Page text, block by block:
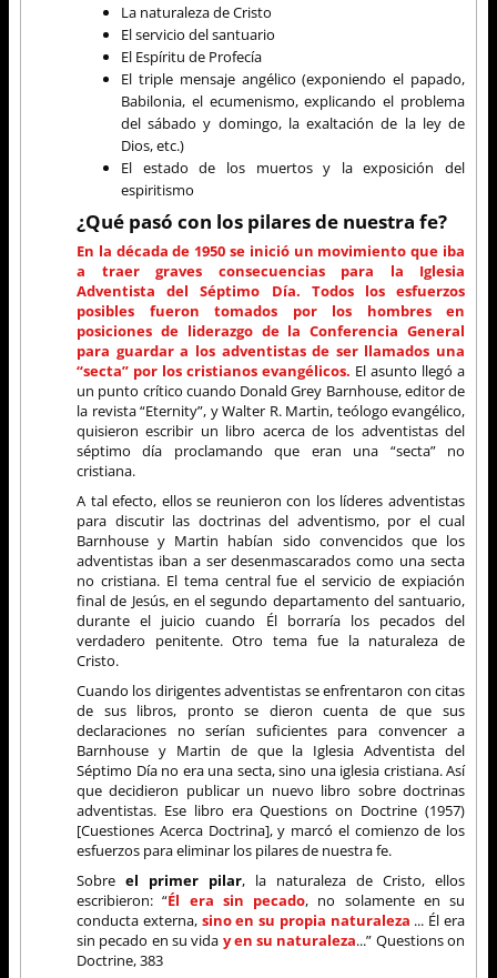
La naturaleza de Cristo
El servicio del santuario
El Espíritu de Profecía
El triple mensaje angélico (exponiendo el papado,
Babilonia, el ecumenismo, explicando el problema
del sábado y domingo, la exaltación de la ley de
Dios, etc.)
El estado de los muertos y la exposición del
espiritismo
¿Qué pasó con los pilares de nuestra fe?
En la década de 1950 se inició un movimiento que iba
a traer graves consecuencias para la Iglesia
Adventista del Séptimo Día. Todos los esfuerzos
posibles fueron tomados por los hombres en
posiciones de liderazgo de la Conferencia General
para guardar a los adventistas de ser llamados una
“secta” por los cristianos evangélicos. El asunto llegó a
un punto crítico cuando Donald Grey Barnhouse, editor de
la revista “Eternity”, y Walter R. Martin, teólogo evangélico,
quisieron escribir un libro acerca de los adventistas del
séptimo día proclamando que eran una “secta” no
cristiana.
A tal efecto, ellos se reunieron con los líderes adventistas
para discutir las doctrinas del adventismo, por el cual
Barnhouse y Martin habían sido convencidos que los
adventistas iban a ser desenmascarados como una secta
no cristiana. El tema central fue el servicio de expiación
final de Jesús, en el segundo departamento del santuario,
durante el juicio cuando Él borraría los pecados del
verdadero penitente. Otro tema fue la naturaleza de
Cristo.
Cuando los dirigentes adventistas se enfrentaron con citas
de sus libros, pronto se dieron cuenta de que sus
declaraciones no serían suficientes para convencer a
Barnhouse y Martin de que la Iglesia Adventista del
Séptimo Día no era una secta, sino una iglesia cristiana. Así
que decidieron publicar un nuevo libro sobre doctrinas
adventistas. Ese libro era Questions on Doctrine (1957)
[Cuestiones Acerca Doctrina], y marcó el comienzo de los
esfuerzos para eliminar los pilares de nuestra fe.
Sobre el primer pilar, la naturaleza de Cristo, ellos
escribieron: “Él era sin pecado, no solamente en su
conducta externa, sino en su propia naturaleza ... Él era
sin pecado en su vida y en su naturaleza...” Questions on
Doctrine, 383